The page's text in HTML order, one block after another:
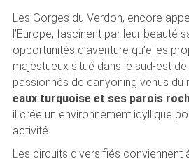
Les Gorges du Verdon, encore
l’Europe, fascinent par leur beauté
opportunités d’aventure qu’elles
majestueux situé dans le sud-est
passionnés de canyoning venus du
eaux turquoise et ses parois
il crée un environnement idyllique
activité.
Les circuits diversifiés conviennent